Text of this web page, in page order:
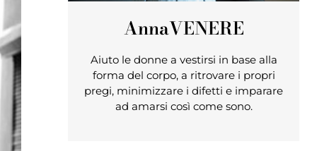
AnnaVENERE
Aiuto le donne a vestirsi in base alla
forma del corpo, a ritrovare i propri
pregi, minimizzare i difetti e imparare
ad amarsi così come sono.